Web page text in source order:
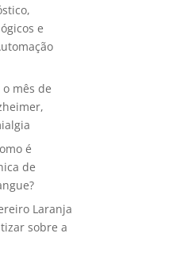
e
o mês de
é
de
Laranja
sobre a